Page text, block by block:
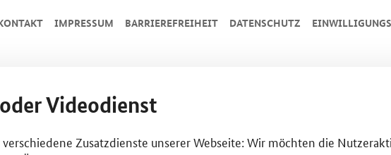
IMPRESSUM BARRIEREFREIHEIT DATENSCHUTZ
Videodienst
Zusatzdienste unserer Webseite: Wir möchten die